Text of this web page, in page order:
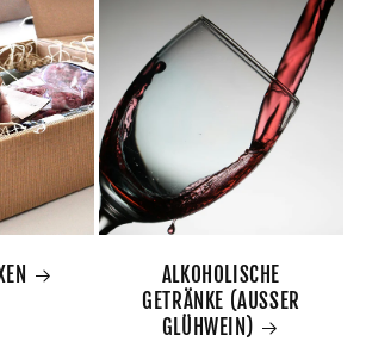
ALKOHOLISCHE
GETRÄNKE (AUSSER
GLÜHWEIN)